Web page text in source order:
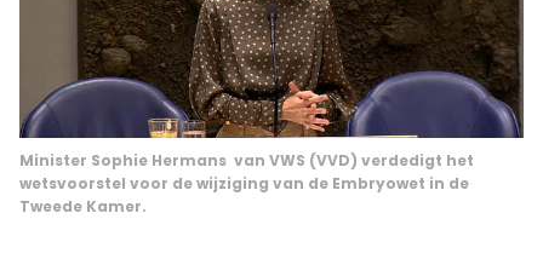
Minister Sophie Hermans van VWS (VVD) verdedigt het
wetsvoorstel voor de wijziging van de Embryowet in de
Tweede Kamer.